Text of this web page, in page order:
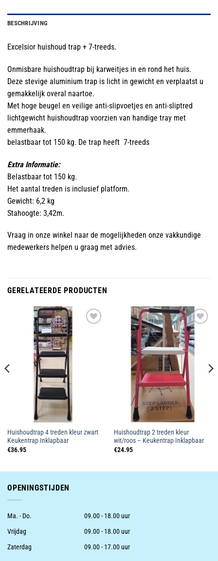
BESCHRIJVING
Excelsior huishoud trap + 7-treeds.
Onmisbare huishoudtrap bij karweitjes in en rond het huis.
Deze stevige aluminium trap is licht in gewicht en verplaatst u
gemakkelijk overal naartoe.
Met hoge beugel en veilige anti-slipvoetjes en anti-sliptred
lichtgewicht huishoudtrap voorzien van handige tray met
emmerhaak.
belastbaar tot 150 kg. De trap heeft 7-treeds
Extra Informatie:
Belastbaar tot 150 kg.
Het aantal treden is inclusief platform.
Gewicht: 6,2 kg
Stahoogte: 3,42m.
Vraag in onze winkel naar de mogelijkheden onze vakkundige
medewerkers helpen u graag met advies.
GERELATEERDE PRODUCTEN
Huishoudtrap 4 treden kleur zwart
Keukentrap Inklapbaar
€36.95
Toevoegen
aan
wenslijst
Huishoudtrap 2 treden kleur
wit/roos – Keukentrap Inklapbaar
€24.95
OPENINGSTIJDEN
Ma. - Do.
09.00 - 18.00 uur
Vrijdag
09.00 - 18.00 uur
Zaterdag
09.00 - 17.00 uur